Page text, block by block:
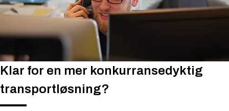
Klar for en mer konkurransedyktig
transportløsning?